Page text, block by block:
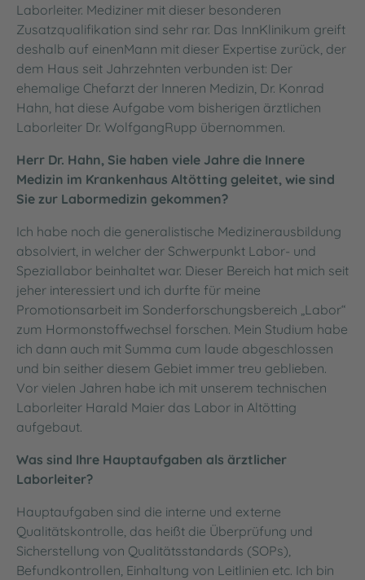
Laborleiter. Mediziner mit dieser besonderen
Zusatzqualifikation sind sehr rar. Das InnKlinikum greift
deshalb auf einenMann mit dieser Expertise zurück, der
dem Haus seit Jahrzehnten verbunden ist: Der
ehemalige Chefarzt der Inneren Medizin, Dr. Konrad
Hahn, hat diese Aufgabe vom bisherigen ärztlichen
Laborleiter Dr. WolfgangRupp übernommen.
Herr Dr. Hahn, Sie haben viele Jahre die Innere
Medizin im Krankenhaus Altötting geleitet, wie sind
Sie zur Labormedizin gekommen?
Ich habe noch die generalistische Medizinerausbildung
absolviert, in welcher der Schwerpunkt Labor- und
Speziallabor beinhaltet war. Dieser Bereich hat mich seit
jeher interessiert und ich durfte für meine
Promotionsarbeit im Sonderforschungsbereich „Labor“
zum Hormonstoffwechsel forschen. Mein Studium habe
ich dann auch mit Summa cum laude abgeschlossen
und bin seither diesem Gebiet immer treu geblieben.
Vor vielen Jahren habe ich mit unserem technischen
Laborleiter Harald Maier das Labor in Altötting
aufgebaut.
Was sind Ihre Hauptaufgaben als ärztlicher
Laborleiter?
Hauptaufgaben sind die interne und externe
Qualitätskontrolle, das heißt die Überprüfung und
Sicherstellung von Qualitätsstandards (SOPs),
Befundkontrollen, Einhaltung von Leitlinien etc. Ich bin